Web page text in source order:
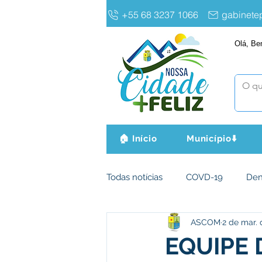
+55 68 3237 1066
Olá,
🏠 Início Município⬇️
Todas notícias COVD-19
Infraestrutura e Obras
EQUIPE
ASCOM 2 de mar.